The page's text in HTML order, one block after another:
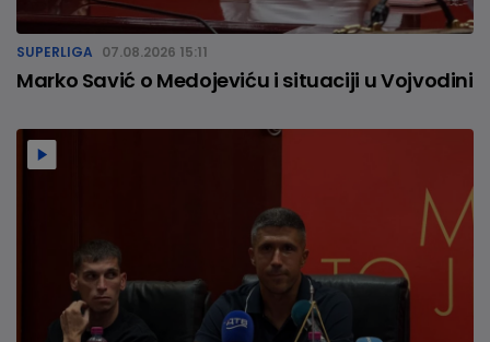
SUPERLIGA 07.08.2026 15:11
Marko Savić o Medojeviću i situaciji u Vojvodini